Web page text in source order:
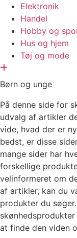
Elektronik
Handel
Hobby og
Hus og hjem
Tøj og mode
Børn og unge
På denne side for
udvalg af artikler
vide, hvad der er
bedst, er disse
mange sider har
forskellige
velinformeret om
af artikler, kan du
produkter du
at finde den viden